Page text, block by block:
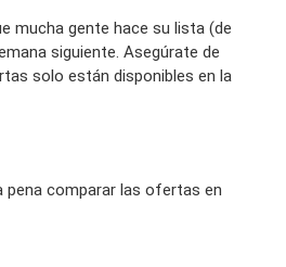
mucha gente hace su lista (de
siguiente. Asegúrate de
solo están disponibles en la
pena comparar las ofertas en